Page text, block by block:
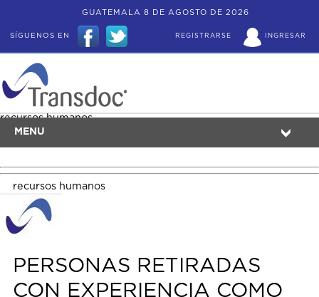
GUATEMALA 8 DE AGOSTO DE 2026
INGRESAR
REGISTRARSE
SÍGUENOS EN
MENU
recursos humanos
recursos humanos
PERSONAS RETIRADAS
CON EXPERIENCIA COMO